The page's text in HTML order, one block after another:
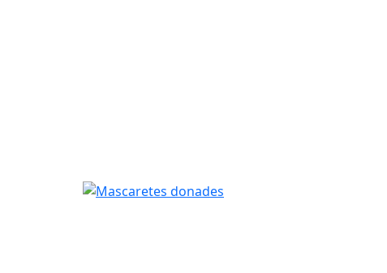
Mascaretes donades